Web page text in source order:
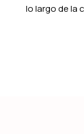
lo largo de la